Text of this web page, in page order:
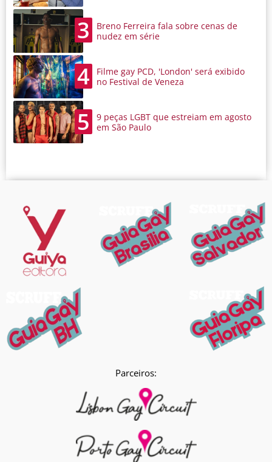
3
Breno Ferreira fala sobre cenas de
nudez em série
4
Filme gay PCD, 'London' será exibido
no Festival de Veneza
5
9 peças LGBT que estreiam em agosto
em São Paulo
Parceiros: